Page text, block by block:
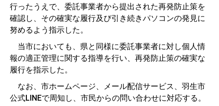
行ったうえで、委託事業者から提出された再発防止策を
確認し、その確実な履行及び引き続きパソコンの発見に
努めるよう指示した。
当市においても、県と同様に委託事業者に対し個人情
報の適正管理に関する指導を行い、再発防止策の確実な
履行を指示した。
なお、市ホームページ、メール配信サービス、羽生市
公式LINEで周知し、市民からの問い合わせに対応する。